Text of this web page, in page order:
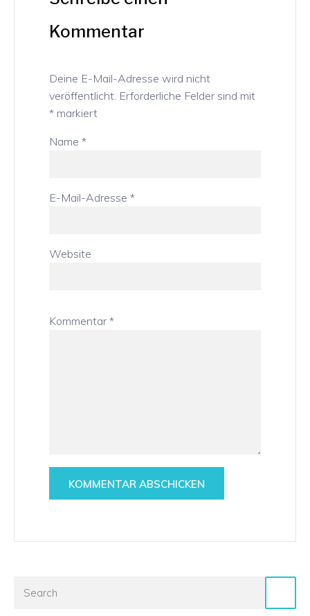
Kommentar
Deine E-Mail-Adresse wird nicht
veröffentlicht. Erforderliche Felder sind mit
* markiert
Name *
E-Mail-Adresse *
Website
Kommentar *